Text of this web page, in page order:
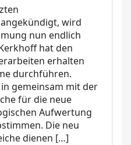
wird
nun endlich
hat den
erhalten
durchführen.
gemeinsam mit der
für die neue
Aufwertung
Die neu
dienen […]